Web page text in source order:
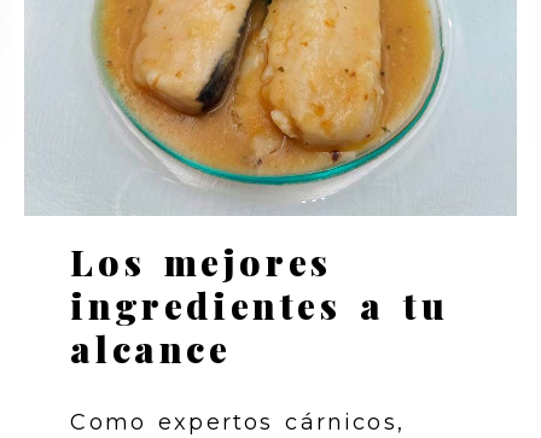
Los mejores
ingredientes a tu
alcance
Como expertos cárnicos,